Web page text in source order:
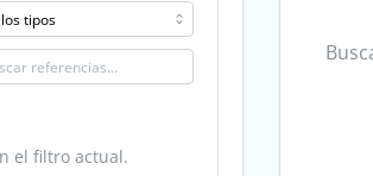
el filtro actual.